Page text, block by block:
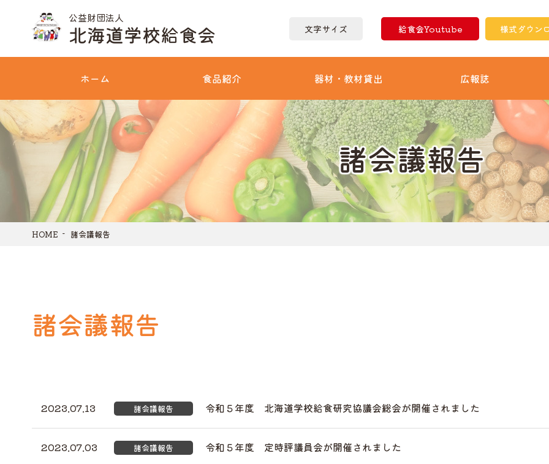
公益財団法人
北海道学校給食会 文字サイズ 給食会Youtube 様式ダウン
ホーム 食品紹介 器材・教材貸出 広報誌
諸会議報告
HOME 諸会議報告
諸会議報告
2023.07.13 諸会議報告 令和５年度 北海道学校給食研究協議会総会が開催されました
2023.07.03 諸会議報告 令和５年度 定時評議員会が開催されました